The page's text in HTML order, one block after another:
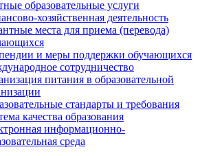
образовательные услуги
хозяйственная деятельность
места для приема (перевода)
и меры поддержки обучающихся
сотрудничество
питания в образовательной
стандарты и требования
качества образования
информационно-
среда